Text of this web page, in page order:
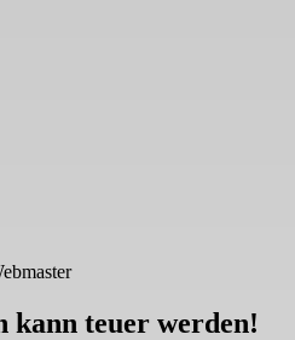
kann teuer werden!